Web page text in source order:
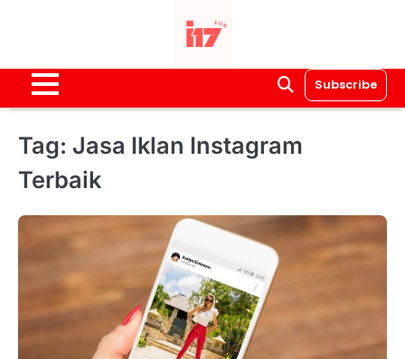
Subscribe
Tag: Jasa Iklan Instagram
Terbaik